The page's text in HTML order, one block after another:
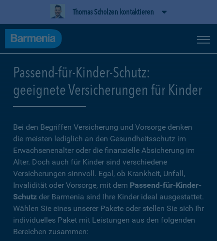
Thomas Scholzen kontaktieren
Passend-für-Kinder-Schutz:
geeignete Versicherungen für Kinder
Bei den Begriffen Versicherung und Vorsorge denken
die meisten lediglich an den Gesundheitsschutz im
Erwachsenenalter oder die finanzielle Absicherung im
Alter. Doch auch für Kinder sind verschiedene
Versicherungen sinnvoll. Egal, ob Krankheit, Unfall,
Invalidität oder Vorsorge, mit dem Passend-für-Kinder-
Schutz der Barmenia sind Ihre Kinder ideal ausgestattet.
Wählen Sie eines unserer Pakete oder stellen Sie sich Ihr
individuelles Paket mit Leistungen aus den folgenden
Bereichen zusammen: